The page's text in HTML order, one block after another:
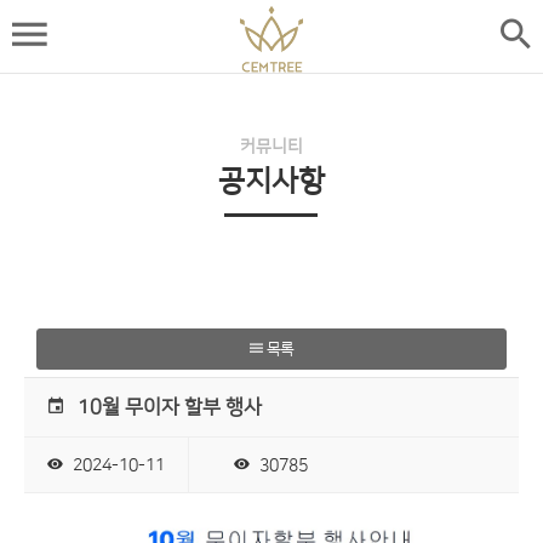
커뮤니티
공지사항
목록
10월 무이자 할부 행사
2024-10-11 30785